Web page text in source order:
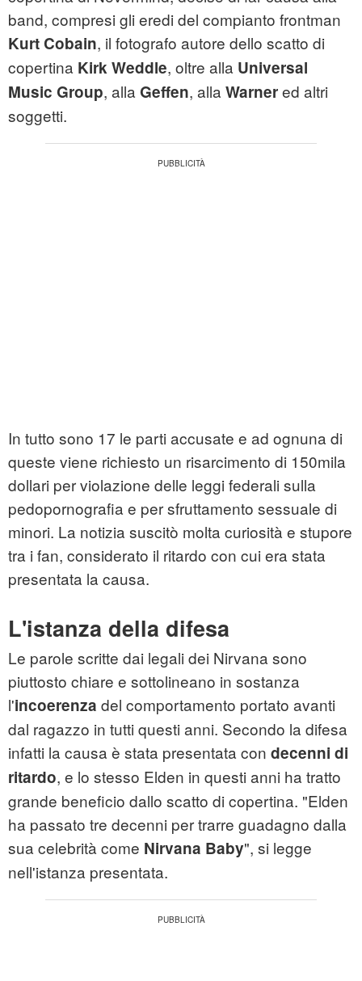
band, compresi gli eredi del compianto frontman
Kurt Cobain, il fotografo autore dello scatto di
copertina KirkWeddle, oltre alla Universal
Music Group, alla Geffen, alla Warnered altri
soggetti.
In tutto sono 17 le parti accusate e ad ognuna di
queste viene richiesto un risarcimento di 150mila
dollari per violazione delle leggi federali sulla
pedopornografia e per sfruttamento sessuale di
minori. La notizia suscitò molta curiosità e stupore
tra i fan, considerato il ritardo con cui era stata
presentata la causa.
L'istanza della difesa
Le parole scritte dai legali dei Nirvana sono
piuttosto chiare e sottolineano in sostanza
l'incoerenza del comportamento portato avanti
dal ragazzo in tutti questi anni. Secondo la difesa
infatti la causa è stata presentata con decenni di
ritardo, e lo stesso Elden in questi anni ha tratto
grande beneficio dallo scatto di copertina. "Elden
ha passato tre decenni per trarre guadagno dalla
sua celebrità come Nirvana Baby", si legge
nell'istanza presentata.